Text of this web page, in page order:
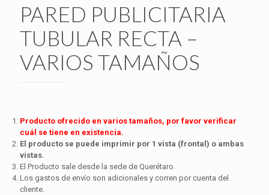
PARED PUBLICITARIA
TUBULAR RECTA –
VARIOS TAMAÑOS
Producto ofrecido en varios tamaños, por favor verificar
cuál se tiene en existencia.
El producto se puede imprimir por 1 vista (frontal) o ambas
vistas.
El Producto sale desde la sede de Querétaro.
Los gastos de envío son adicionales y corren por cuenta del
cliente.